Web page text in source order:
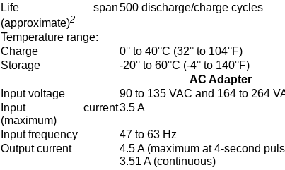
Life span
(approximate)2
500 discharge/charge cycles
Temperature range:
Charge
0° to 40°C (32° to 104°F)
Storage
-20° to 60°C (-4° to 140°F)
AC Adapter
Input voltage
90 to 135 VAC and 164 to 264
Input current
(maximum)
3.5 A
Input frequency
47 to 63 Hz
Output current
4.5 A (maximum at 4-second
3.51 A (continuous)